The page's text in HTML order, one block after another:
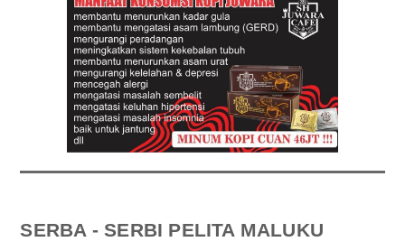
SERBA - SERBI PELITA MALUKU